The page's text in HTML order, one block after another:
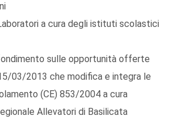
a cura degli istituti scolastici
sulle opportunità offerte
03/2013 che modifica e integra le
(CE) 853/2004 a cura
Allevatori di Basilicata